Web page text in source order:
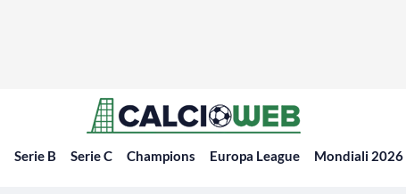
Serie B Serie C Champions Europa League Mondiali 2026